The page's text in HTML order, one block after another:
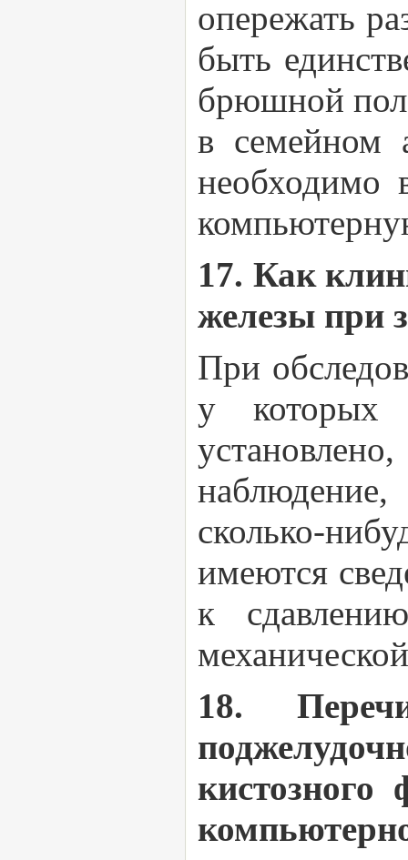
опережать
быть
брюшной
в семейном
необходимо
17. Как
железы при
При
у которых
сколько-
имеются
к
18.